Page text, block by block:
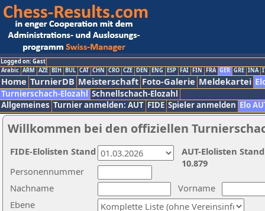
Logged on: Gast
Arabic ARM AZE BIH BUL CAT CHN CRO CZE DEN ENG ESP FAI FIN FRA GER GRE INA
Home TurnierDB Meisterschaft Foto-Galerie Meldekartei
Turnierschach-Elozahl Schnellschach-Elozahl
Allgemeines Turnier anmelden: AUT FIDE Spieler anmelden Elo
Willkommen bei den offiziellen
Nachname
Vorname
Ebene
Personennummer
AUT-Elolisten
10.879
FIDE-Elolisten Stand